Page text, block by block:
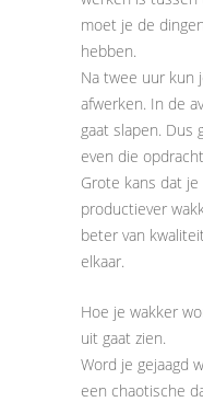
moet je de
hebben.
Na twee uur kun
afwerken. In de
gaat slapen. Dus
even die
Grote kans dat
productiever
beter van
elkaar.
Hoe je wakker
uit gaat zien.
Word je gejaagd
een chaotische